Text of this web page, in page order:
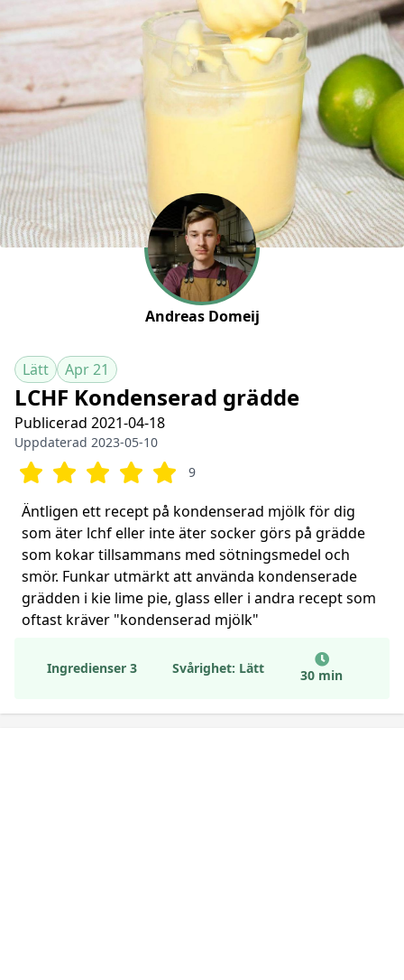
Andreas Domeij
Lätt Apr 21
LCHF Kondenserad grädde
Publicerad 2021-04-18
Uppdaterad 2023-05-10
9
Äntligen ett recept på kondenserad mjölk för dig
som äter lchf eller inte äter socker görs på grädde
som kokar tillsammans med sötningsmedel och
smör. Funkar utmärkt att använda kondenserade
grädden i kie lime pie, glass eller i andra recept som
oftast kräver "kondenserad mjölk"
Ingredienser 3 Svårighet: Lätt 30 min